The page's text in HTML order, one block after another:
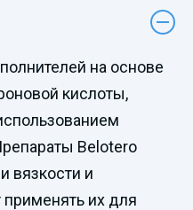
на основе
кислоты,
Belotero
вязкости и
применять их для